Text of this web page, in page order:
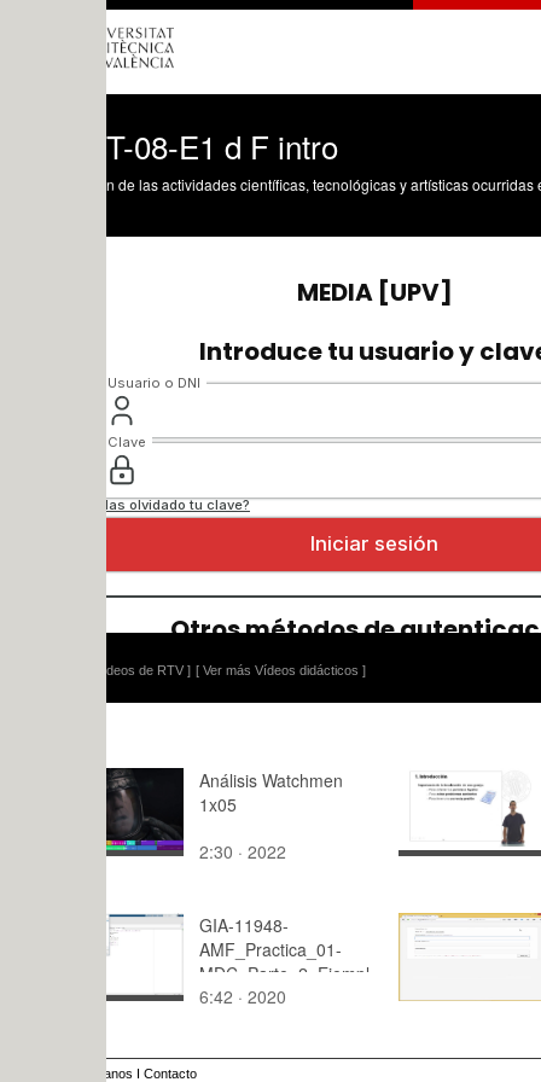
08-E1 d F intro
de las actividades científicas, tecnológicas y artísticas ocurridas en los tres
[ Ver más Vídeos didácticos ]
Análisis Watchmen
1x05
2:30 · 2022
ganaderas
6:52 · 2009
GIA-11948-
AMF_Practica_01-
MDC_Parte_2_Ejempl
6:42 · 2020
Intro
4:27 · 2016